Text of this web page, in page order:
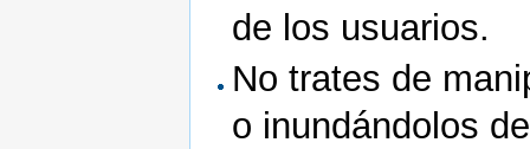
de los usuarios.
No trates de
o inundándolos